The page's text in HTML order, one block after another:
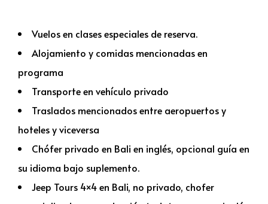
Vuelos en clases especiales de reserva.
Alojamiento y comidas mencionadas en
programa
Transporte en vehículo privado
Traslados mencionados entre aeropuertos y
hoteles y viceversa
Chófer privado en Bali en inglés, opcional guía en
su idioma bajo suplemento.
Jeep Tours 4×4 en Bali, no privado, chofer